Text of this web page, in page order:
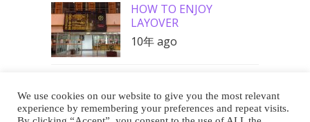
HOW TO ENJOY
LAYOVER
10年 ago
Buy Me a Coffee
We use cookies on our website to give you the most relevant
experience by remembering your preferences and repeat visits.